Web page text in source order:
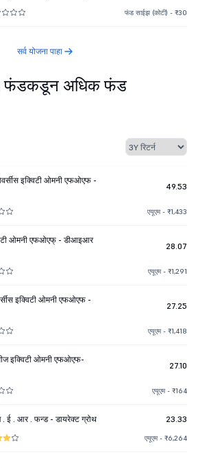
फंड साईझ (कोटी) - ₹30
सर्व योजना पाहा
फंडकडून अधिक फंड
इक्विटी ओमनी एफओएफ -
49.53
एयूएम - ₹1,433
ओमनी एफओएफ् - डीआइआर
28.07
एयूएम - ₹1,291
इक्विटी ओमनी एफओएफ -
27.25
एयूएम - ₹1,418
इक्विटी ओमनी एफओएफ-
27.10
एयूएम - ₹164
. ई . आर . फन्ड - डायरेक्ट ग्रोथ 23.33
एयूएम - ₹6,264